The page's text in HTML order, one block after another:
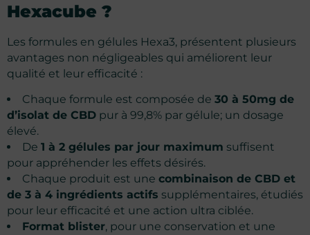
Hexacube ?
Les formules en gélules Hexa3, présentent plusieurs
avantages non négligeables qui améliorent leur
qualité et leur efficacité :
Chaque formule est composée de 30 à 50mg de
d’isolat de CBD pur à 99,8% par gélule; un dosage
élevé.
De 1 à 2 gélules par jour maximum suffisent
pour appréhender les effets désirés.
Chaque produit est une combinaison de CBD et
de 3 à 4 ingrédients actifs supplémentaires, étudiés
pour leur efficacité et une action ultra ciblée.
Format blister, pour une conservation et une